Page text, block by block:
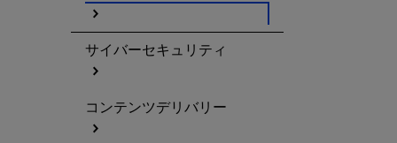
サイバーセキュリティ
コンテンツデリバリー